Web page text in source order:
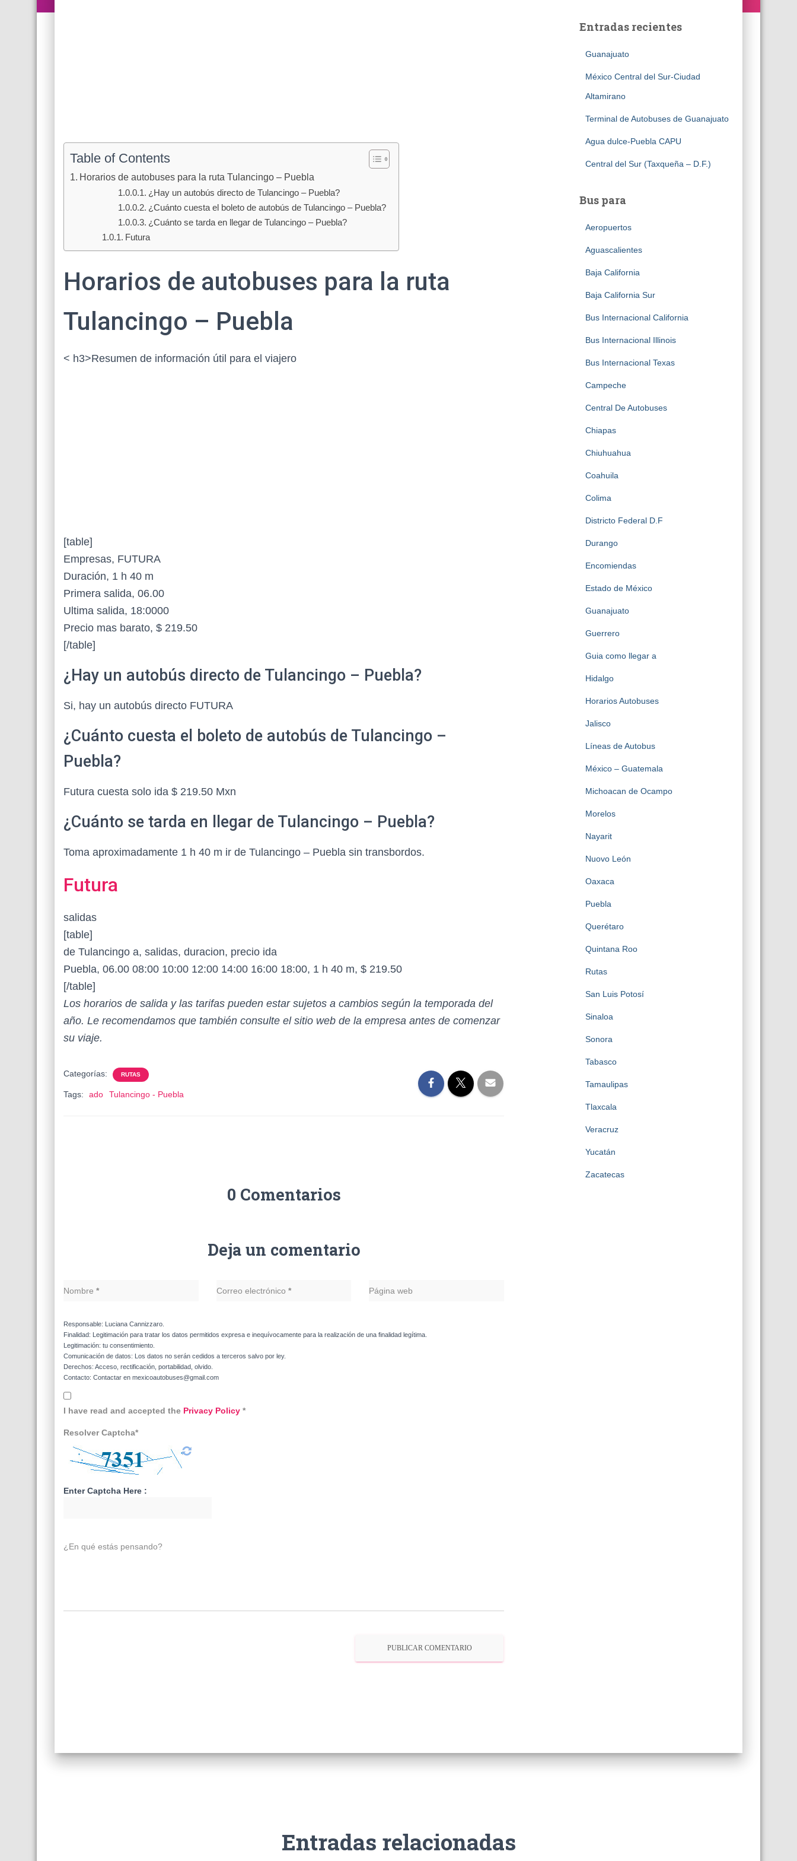
Table of Contents
Horarios de autobuses para la ruta Tulancingo – Puebla
¿Hay un autobús directo de Tulancingo – Puebla?
¿Cuánto cuesta el boleto de autobús de Tulancingo – Puebla?
¿Cuánto se tarda en llegar de Tulancingo – Puebla?
Futura
Horarios de autobuses para la ruta
Tulancingo – Puebla
< h3>Resumen de información útil para el viajero
[table]
Empresas, FUTURA
Duración, 1 h 40 m
Primera salida, 06.00
Ultima salida, 18:0000
Precio mas barato, $ 219.50
[/table]
¿Hay un autobús directo de Tulancingo – Puebla?
Si, hay un autobús directo FUTURA
¿Cuánto cuesta el boleto de autobús de Tulancingo –
Puebla?
Futura cuesta solo ida $ 219.50 Mxn
¿Cuánto se tarda en llegar de Tulancingo – Puebla?
Toma aproximadamente 1 h 40 m ir de Tulancingo – Puebla sin transbordos.
Futura
salidas
[table]
de Tulancingo a, salidas, duracion, precio ida
Puebla, 06.00 08:00 10:00 12:00 14:00 16:00 18:00, 1 h 40 m, $ 219.50
[/table]
Los horarios de salida y las tarifas pueden estar sujetos a cambios según la temporada del
año. Le recomendamos que también consulte el sitio web de la empresa antes de comenzar
su viaje.
Categorías: RUTAS
Tags: ado Tulancingo - Puebla
0 Comentarios
Deja un comentario
Nombre * Correo electrónico * Página web
Responsable: Luciana Cannizzaro.
Finalidad: Legitimación para tratar los datos permitidos expresa e inequívocamente para la realización de una finalidad legítima.
Legitimación: tu consentimiento.
Comunicación de datos: Los datos no serán cedidos a terceros salvo por ley.
Derechos: Acceso, rectificación, portabilidad, olvido.
Contacto: Contactar en mexicoautobuses@gmail.com
I have read and accepted the Privacy Policy *
Resolver Captcha*
Enter Captcha Here :
¿En qué estás pensando?
Entradas recientes
Guanajuato
México Central del Sur-Ciudad
Altamirano
Terminal de Autobuses de Guanajuato
Agua dulce-Puebla CAPU
Central del Sur (Taxqueña – D.F.)
Bus para
Aeropuertos
Aguascalientes
Baja California
Baja California Sur
Bus Internacional California
Bus Internacional Illinois
Bus Internacional Texas
Campeche
Central De Autobuses
Chiapas
Chiuhuahua
Coahuila
Colima
Districto Federal D.F
Durango
Encomiendas
Estado de México
Guanajuato
Guerrero
Guia como llegar a
Hidalgo
Horarios Autobuses
Jalisco
Líneas de Autobus
México – Guatemala
Michoacan de Ocampo
Morelos
Nayarit
Nuovo León
Oaxaca
Puebla
Querétaro
Quintana Roo
Rutas
San Luis Potosí
Sinaloa
Sonora
Tabasco
Tamaulipas
Tlaxcala
Veracruz
Yucatán
Zacatecas
Entradas relacionadas